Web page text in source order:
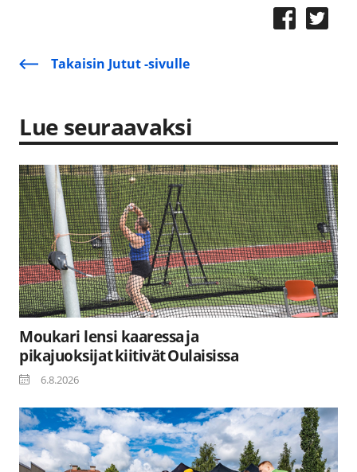
Takaisin Jutut -sivulle
Lue seuraavaksi
Moukari lensi kaaressa ja
pikajuoksijat kiitivät Oulaisissa
6.8.2026